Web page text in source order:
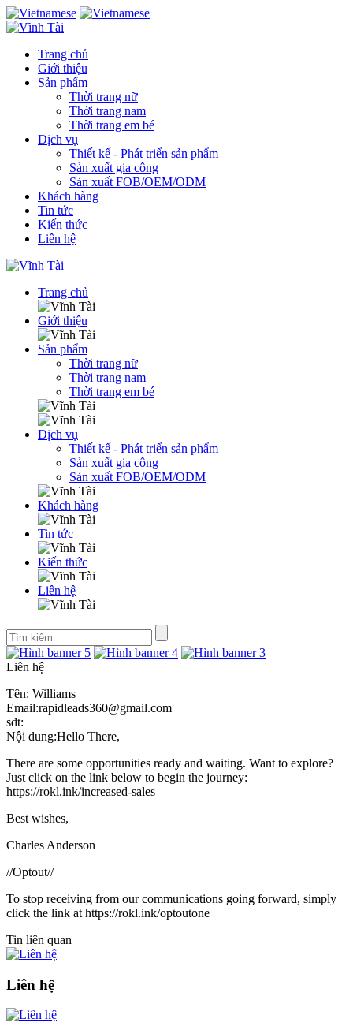
Trang chủ
Giới thiệu
Sản phẩm
Thời trang nữ
Thời trang nam
Thời trang em bé
Dịch vụ
Thiết kế - Phát triển sản phẩm
Sản xuất gia công
Sản xuất FOB/OEM/ODM
Khách hàng
Tin tức
Kiến thức
Liên hệ
Trang chủ
Giới thiệu
Sản phẩm
Thời trang nữ
Thời trang nam
Thời trang em bé
Dịch vụ
Thiết kế - Phát triển sản phẩm
Sản xuất gia công
Sản xuất FOB/OEM/ODM
Khách hàng
Tin tức
Kiến thức
Liên hệ
Liên hệ
Tên: Williams
Email:rapidleads360@gmail.com
sdt:
Nội dung:Hello There,
There are some opportunities ready and waiting. Want to explore?
Just click on the link below to begin the journey:
https://rokl.ink/increased-sales
Best wishes,
Charles Anderson
//Optout//
To stop receiving from our communications going forward, simply
click the link at https://rokl.ink/optoutone
Tin liên quan
Liên hệ